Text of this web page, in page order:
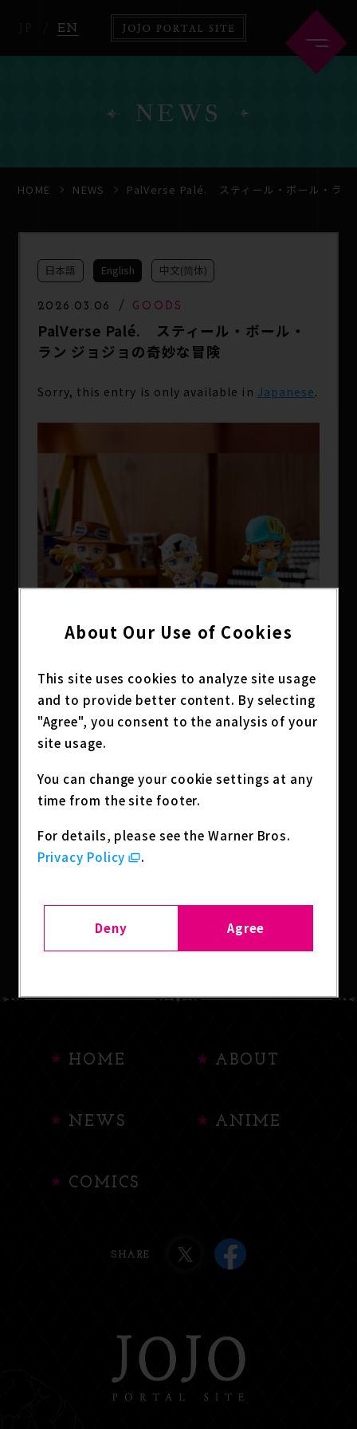
EN
HOME ABOUT
COMICS
NEWS
HOME NEWS PalVerse Palé. スティール・ボール・ラン
日本語 English 中文(简体)
2026.03.06 GOODS
PalVerse Palé. スティール・ボール・
ラン ジョジョの奇妙な冒険
Sorry, this entry is only available in Japanese.
オープンフィギュアシリーズ「PalVerse Palé.」に
アニメ『スティール・ボール・ラン ジョジョの奇妙
な冒険』の3名が登場！
SHARE
BACK TO LIST
HOME ABOUT
NEWS ANIME
COMICS
SHARE
About Our Use of Cookies
This site uses cookies to analyze site usage
and to provide better content. By selecting
"Agree", you consent to the analysis of your
site usage.
You can change your cookie settings at any
time from the site footer.
For details, please see the Warner Bros.
Privacy Policy
.
Deny Agree